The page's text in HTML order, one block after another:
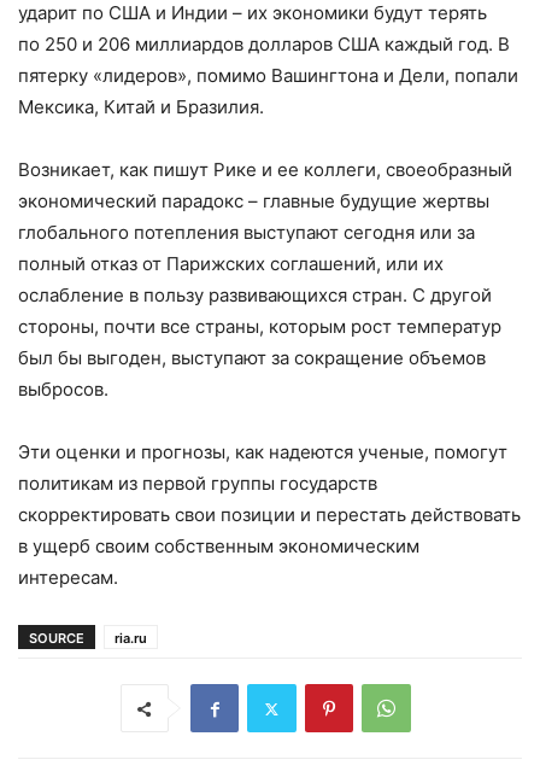
ударит по США и Индии – их экономики будут терять
по 250 и 206 миллиардов долларов США каждый год. В
пятерку «лидеров», помимо Вашингтона и Дели, попали
Мексика, Китай и Бразилия.
Возникает, как пишут Рике и ее коллеги, своеобразный
экономический парадокс – главные будущие жертвы
глобального потепления выступают сегодня или за
полный отказ от Парижских соглашений, или их
ослабление в пользу развивающихся стран. С другой
стороны, почти все страны, которым рост температур
был бы выгоден, выступают за сокращение объемов
выбросов.
Эти оценки и прогнозы, как надеются ученые, помогут
политикам из первой группы государств
скорректировать свои позиции и перестать действовать
в ущерб своим собственным экономическим
интересам.
SOURCE ria.ru